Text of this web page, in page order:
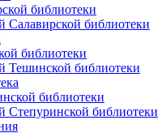
библиотеки
Салавирской библиотеки
библиотеки
Тешинской библиотеки
библиотеки
Степуринской библиотеки